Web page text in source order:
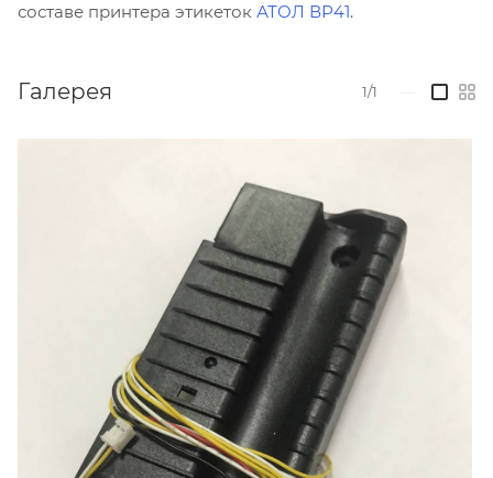
составе принтера этикеток АТОЛ ВР41.
Галерея 1/1